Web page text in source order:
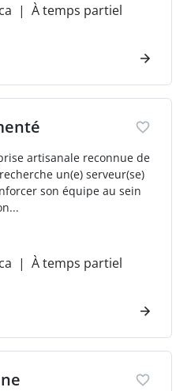
À temps partiel
artisanale reconnue de
un(e) serveur(se)
son équipe au sein
À temps partiel